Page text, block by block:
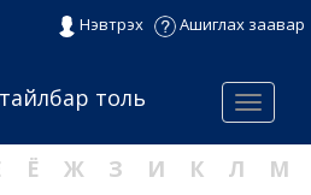
Нэвтрэх Ашиглах заавар
Menu
толь
Ё Ж З И К Л
М